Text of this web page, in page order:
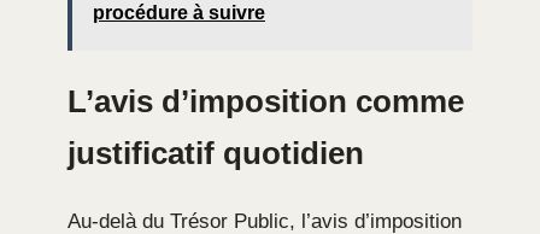
procédure à suivre
L’avis d’imposition comme
justificatif quotidien
Au-delà du Trésor Public, l’avis d’imposition